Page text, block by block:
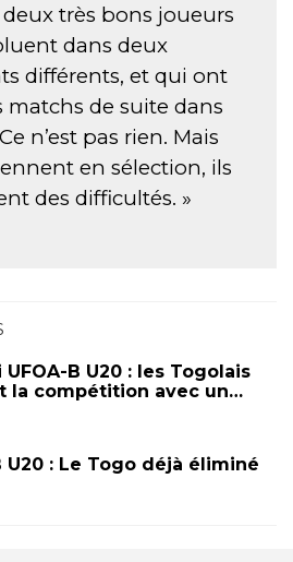
deux très bons joueurs
dans deux
différents, et qui ont
matchs de suite dans
n’est pas rien. Mais
en sélection, ils
des difficultés. »
UFOA-B U20 : les Togolais
la compétition avec un…
U20 : Le Togo déjà éliminé